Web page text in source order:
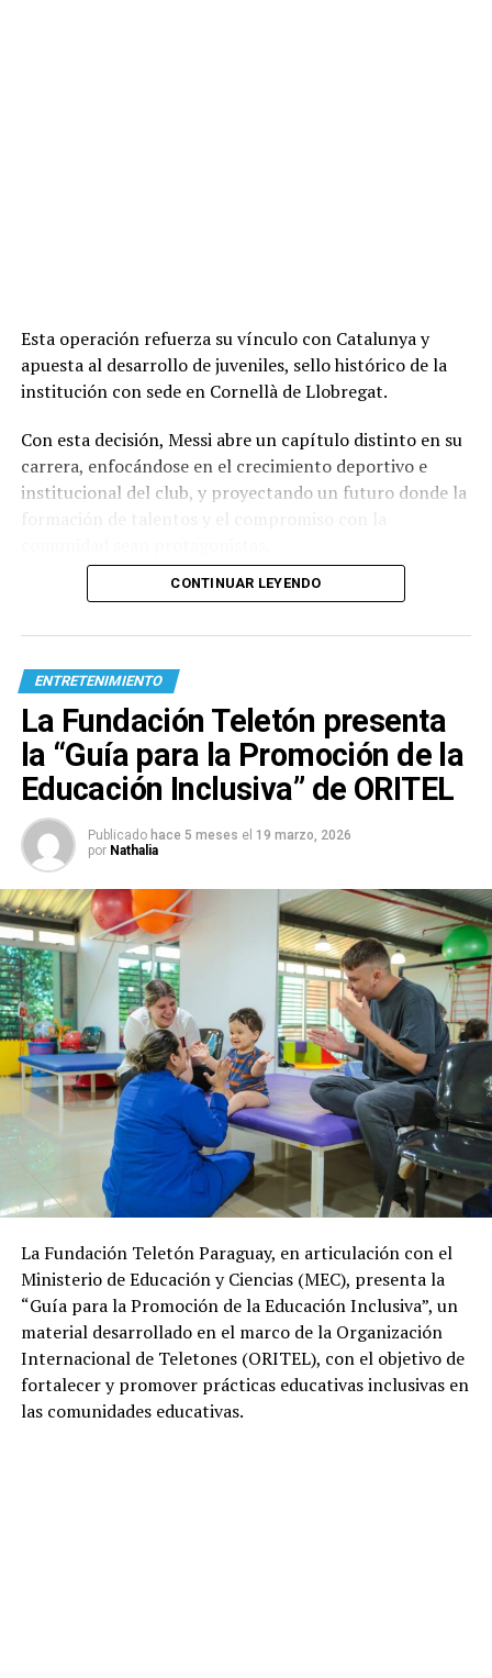
Esta operación refuerza su vínculo con Catalunya y
apuesta al desarrollo de juveniles, sello histórico de la
institución con sede en Cornellà de Llobregat.
Con esta decisión, Messi abre un capítulo distinto en su
carrera, enfocándose en el crecimiento deportivo e
institucional del club, y proyectando un futuro donde la
CONTINUAR LEYENDO
ENTRETENIMIENTO
La Fundación Teletón presenta
la “Guía para la Promoción de la
Educación Inclusiva” de ORITEL
Publicado hace 5 meses el 19 marzo, 2026
por Nathalia
La Fundación Teletón Paraguay, en articulación con el
Ministerio de Educación y Ciencias (MEC), presenta la
“Guía para la Promoción de la Educación Inclusiva”, un
material desarrollado en el marco de la Organización
Internacional de Teletones (ORITEL), con el objetivo de
fortalecer y promover prácticas educativas inclusivas en
las comunidades educativas.